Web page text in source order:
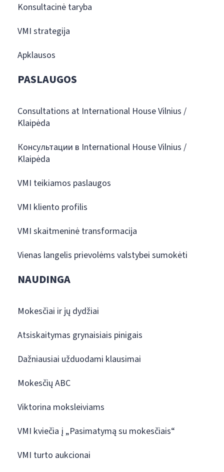
Konsultacinė taryba
VMI strategija
Apklausos
PASLAUGOS
Consultations at International House Vilnius /
Klaipėda
Консультации в International House Vilnius /
Klaipėda
VMI teikiamos paslaugos
VMI kliento profilis
VMI skaitmeninė transformacija
Vienas langelis prievolėms valstybei sumokėti
NAUDINGA
Mokesčiai ir jų dydžiai
Atsiskaitymas grynaisiais pinigais
Dažniausiai užduodami klausimai
Mokesčių ABC
Viktorina moksleiviams
VMI kviečia į „Pasimatymą su mokesčiais“
VMI turto aukcionai